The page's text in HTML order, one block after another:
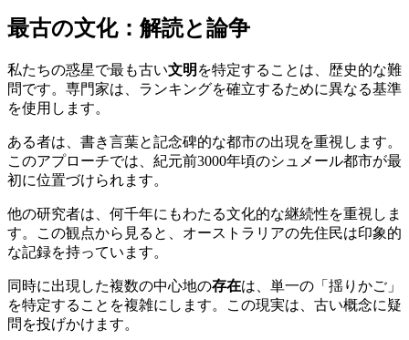
最古の文化：解読と論争
私たちの惑星で最も古い文明 を特定することは、歴史的な難
問です。専門家は、ランキングを確立するために異なる基準
を使用します。
ある者は、書き言葉と記念碑的な都市の出現を重視します。
このアプローチでは、紀元前3000年頃のシュメール都市が最
初に位置づけられます。
他の研究者は、何千年にもわたる文化的な継続性を重視しま
す。この観点から見ると、オーストラリアの先住民は印象的
な記録を持っています。
同時に出現した複数の中心地の存在は、単一の「揺りかご」
を特定することを複雑にします。この現実は、古い概念に疑
問を投げかけます。